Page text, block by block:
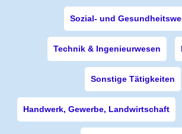
Sozial- und
Technik & Ingenieurwesen
Sonstige Tätigkeiten
Handwerk, Gewerbe, Landwirtschaft